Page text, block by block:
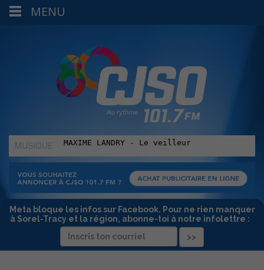
MUSIQUE
:
Meta bloque les infos sur Facebook. Pour ne rien manquer
à Sorel-Tracy et la région, abonne-toi à notre infolettre :
MENU